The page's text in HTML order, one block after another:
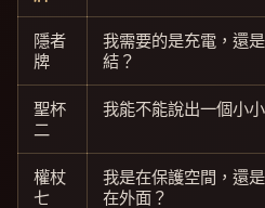
隱者
牌
我需要的是充電，還
結？
聖杯
二
我能不能說出一個小
權杖
七
我是在保護空間，還
在外面？